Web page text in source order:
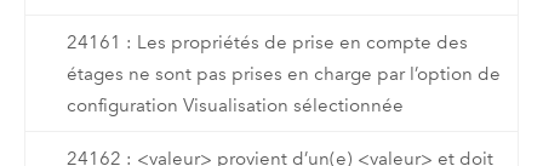
24161 : Les propriétés de prise en compte des
étages ne sont pas prises en charge par l’option de
configuration Visualisation sélectionnée
24162 : <valeur> provient d’un(e) <valeur> et doit